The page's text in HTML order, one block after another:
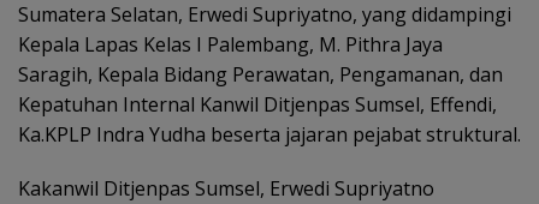
Sumatera Selatan, Erwedi Supriyatno, yang didampingi
Kepala Lapas Kelas I Palembang, M. Pithra Jaya
Saragih, Kepala Bidang Perawatan, Pengamanan, dan
Kepatuhan Internal Kanwil Ditjenpas Sumsel, Effendi,
Ka.KPLP Indra Yudha beserta jajaran pejabat struktural.
Kakanwil Ditjenpas Sumsel, Erwedi Supriyatno